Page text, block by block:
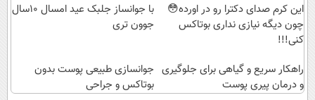
این کرم صدای دکترا رو در اورده😳
چون دیگه نیازی نداری بوتاکس
کنی!!!
با جوانساز جلبک عید امسال ۱۰سال
جوون تری
راهکار سریع و گیاهی برای جلوگیری
و درمان پیری پوست
جوانسازی طبیعی پوست بدون
بوتاکس و جراحی